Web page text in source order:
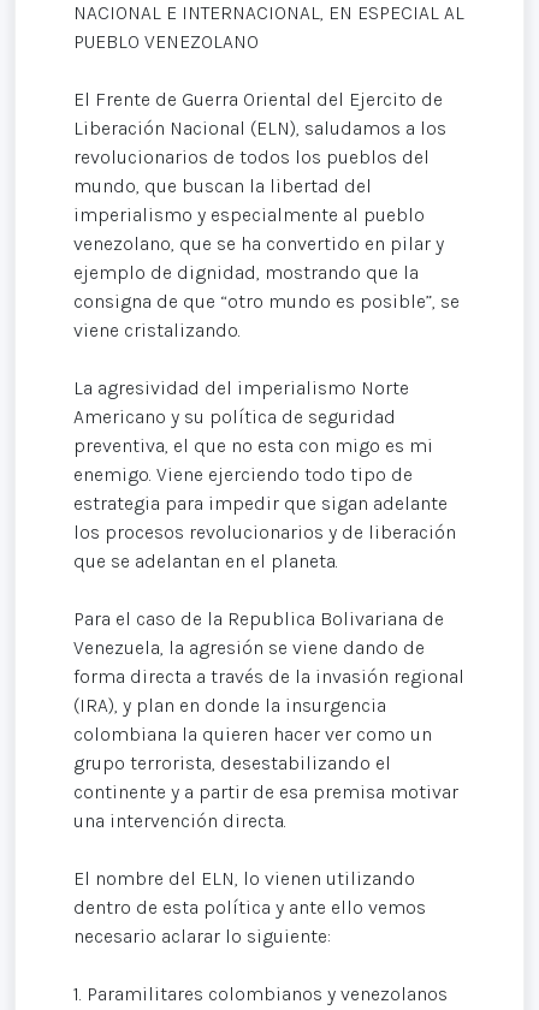
NACIONAL E INTERNACIONAL, EN ESPECIAL AL
PUEBLO VENEZOLANO
El Frente de Guerra Oriental del Ejercito de
Liberación Nacional (ELN), saludamos a los
revolucionarios de todos los pueblos del
mundo, que buscan la libertad del
imperialismo y especialmente al pueblo
venezolano, que se ha convertido en pilar y
ejemplo de dignidad, mostrando que la
consigna de que “otro mundo es posible”, se
viene cristalizando.
La agresividad del imperialismo Norte
Americano y su política de seguridad
preventiva, el que no esta con migo es mi
enemigo. Viene ejerciendo todo tipo de
estrategia para impedir que sigan adelante
los procesos revolucionarios y de liberación
que se adelantan en el planeta.
Para el caso de la Republica Bolivariana de
Venezuela, la agresión se viene dando de
forma directa a través de la invasión regional
(IRA), y plan en donde la insurgencia
colombiana la quieren hacer ver como un
grupo terrorista, desestabilizando el
continente y a partir de esa premisa motivar
una intervención directa.
El nombre del ELN, lo vienen utilizando
dentro de esta política y ante ello vemos
necesario aclarar lo siguiente:
1. Paramilitares colombianos y venezolanos